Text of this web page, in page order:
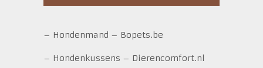
– Hondenmand – Bopets.be
– Hondenkussens – Dierencomfort.nl